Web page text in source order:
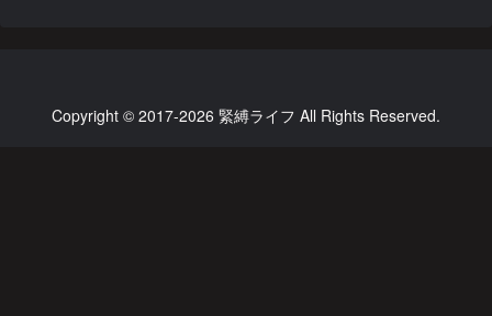
Copyright © 2017-2026 緊縛ライフ All Rights Reserved.